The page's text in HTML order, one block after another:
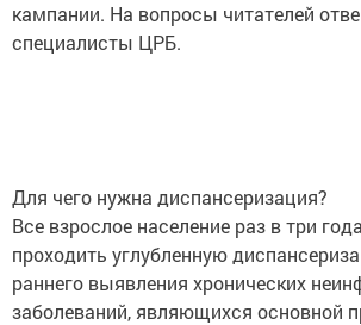
кампании. На вопросы читателей
специалисты ЦРБ.
Для чего нужна диспансеризация?
Все взрослое население раз в три
проходить углубленную
раннего выявления хронических
заболеваний, являющихся основной